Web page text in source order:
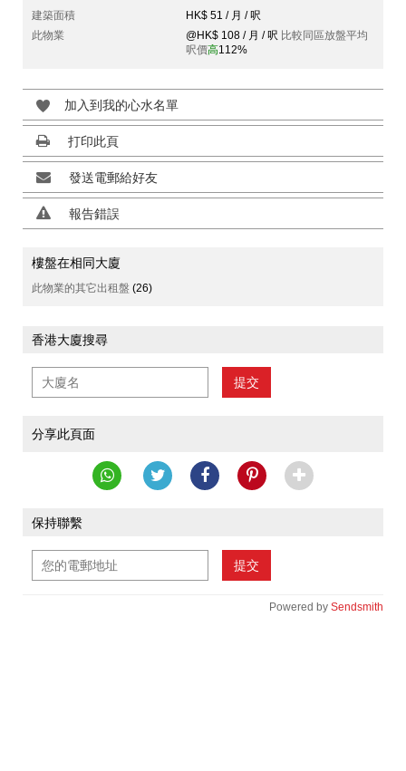
建築面積
HK$ 51 / 月 / 呎
此物業
@HK$ 108 / 月 / 呎 比較同區放盤平均
呎價高112%
加入到我的心水名單
打印此頁
發送電郵給好友
報告錯誤
樓盤在相同大廈
此物業的其它出租盤 (26)
香港大廈搜尋
提交
分享此頁面
保持聯繫
提交
Powered by Sendsmith